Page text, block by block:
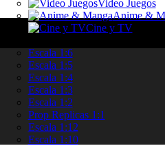
Video Juegos
Anime &
Cine y TV
Escala 1:6
Escala 1:5
Escala 1:4
Escala 1:3
Escala 1:2
Prop Replicas 1:1
Escala 1:12
Escala 1:10